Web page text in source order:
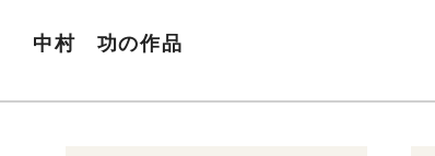
中村 功の作品